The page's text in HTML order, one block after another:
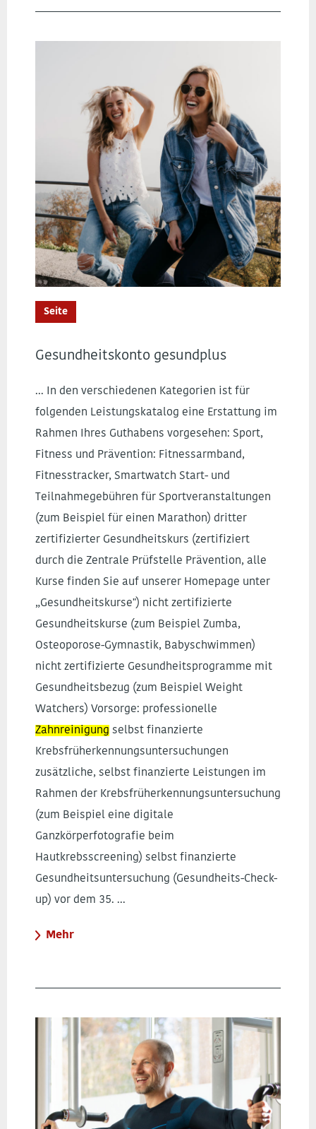
Seite
Gesundheitskonto gesundplus
... In den verschiedenen Kategorien ist für
folgenden Leistungskatalog eine Erstattung im
Rahmen Ihres Guthabens vorgesehen: Sport,
Fitness und Prävention: Fitnessarmband,
Fitnesstracker, Smartwatch Start- und
Teilnahmegebühren für Sportveranstaltungen
(zum Beispiel für einen Marathon) dritter
zertifizierter Gesundheitskurs (zertifiziert
durch die Zentrale Prüfstelle Prävention, alle
Kurse finden Sie auf unserer Homepage unter
„Gesundheitskurse") nicht zertifizierte
Gesundheitskurse (zum Beispiel Zumba,
Osteoporose-Gymnastik, Babyschwimmen)
nicht zertifizierte Gesundheitsprogramme mit
Gesundheitsbezug (zum Beispiel Weight
Watchers) Vorsorge: professionelle
Zahnreinigung selbst finanzierte
Krebsfrüherkennungsuntersuchungen
zusätzliche, selbst finanzierte Leistungen im
Rahmen der Krebsfrüherkennungsuntersuchung
(zum Beispiel eine digitale
Ganzkörperfotografie beim
Hautkrebsscreening) selbst finanzierte
Gesundheitsuntersuchung (Gesundheits-Check-
up) vor dem 35. ...
Mehr